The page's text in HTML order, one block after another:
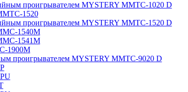
проигрывателем MYSTERY MMTC-1020 D
1520
проигрывателем MYSTERY MMTC-1520 D
1540M
1541M
1900M
проигрывателем MYSTERY MMTC-9020 D